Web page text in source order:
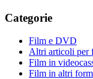
Categorie
Film e DVD
Altri articoli per
Film in
Film in altri